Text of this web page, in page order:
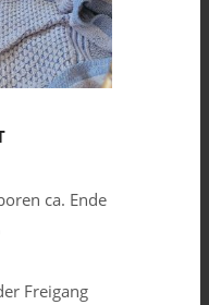
ca. Ende
Freigang